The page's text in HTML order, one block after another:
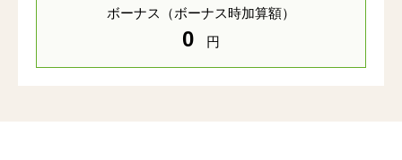
ボーナス （ボーナス時加算額）
0 円